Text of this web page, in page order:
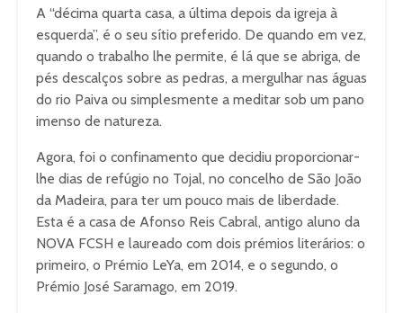
A “décima quarta casa, a última depois da igreja à
esquerda”, é o seu sítio preferido. De quando em vez,
quando o trabalho lhe permite, é lá que se abriga, de
pés descalços sobre as pedras, a mergulhar nas águas
do rio Paiva ou simplesmente a meditar sob um pano
imenso de natureza.
Agora, foi o confinamento que decidiu proporcionar-
lhe dias de refúgio no Tojal, no concelho de São João
da Madeira, para ter um pouco mais de liberdade.
Esta é a casa de Afonso Reis Cabral, antigo aluno da
NOVA FCSH e laureado com dois prémios literários: o
primeiro, o Prémio LeYa, em 2014, e o segundo, o
Prémio José Saramago, em 2019.